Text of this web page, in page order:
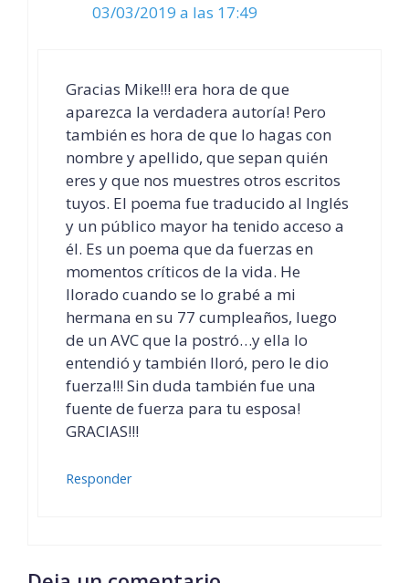
03/03/2019 a las 17:49
Gracias Mike!!! era hora de que
aparezca la verdadera autoría! Pero
también es hora de que lo hagas con
nombre y apellido, que sepan quién
eres y que nos muestres otros escritos
tuyos. El poema fue traducido al Inglés
y un público mayor ha tenido acceso a
él. Es un poema que da fuerzas en
momentos críticos de la vida. He
llorado cuando se lo grabé a mi
hermana en su 77 cumpleaños, luego
de un AVC que la postró…y ella lo
entendió y también lloró, pero le dio
fuerza!!! Sin duda también fue una
fuente de fuerza para tu esposa!
GRACIAS!!!
Responder